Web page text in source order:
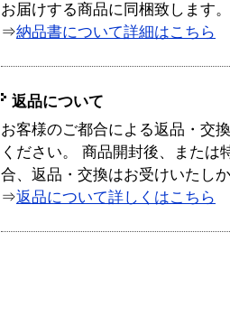
お届けする商品に同梱致します。
⇒納品書について詳細はこちら
返品について
お客様のご都合による返品・交
ください。 商品開封後、または
合、返品・交換はお受けいたし
⇒返品について詳しくはこちら